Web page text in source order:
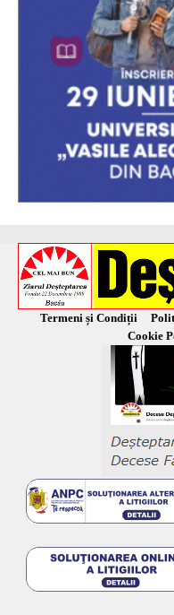
Termeni și Condiții
Cookie